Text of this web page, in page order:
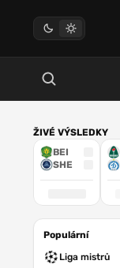
ŽIVÉ VÝSLEDKY
BEI
SHE
Populární
Liga mistrů